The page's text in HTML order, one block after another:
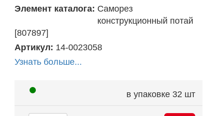
Элемент каталога: Саморез
конструкционный потай
[807897]
Артикул: 14-0023058
Узнать больше...
в упаковке 32 шт